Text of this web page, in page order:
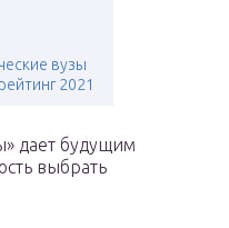
вузы
2021
дает будущим
выбрать